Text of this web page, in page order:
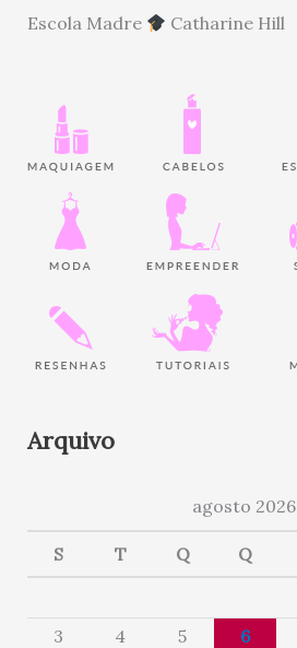
Escola Madre
Catharine Hill
Arquivo
agosto 2026
S T Q Q
3
4 5 6